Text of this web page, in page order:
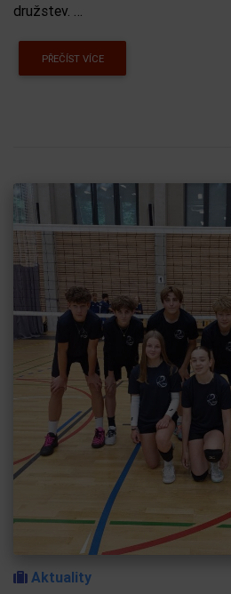
družstev. …
PŘEČÍST VÍCE
Aktuality